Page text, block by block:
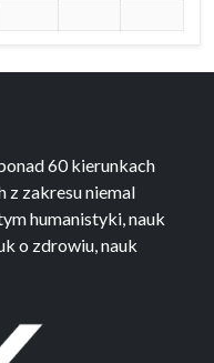
60 kierunkach
z zakresu niemal
humanistyki, nauk
o zdrowiu, nauk